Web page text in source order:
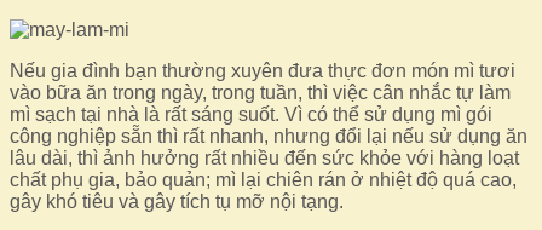
Nếu gia đình bạn thường xuyên đưa thực đơn món mì tươi
vào bữa ăn trong ngày, trong tuần, thì việc cân nhắc tự làm
mì sạch tại nhà là rất sáng suốt. Vì có thể sử dụng mì gói
công nghiệp sẵn thì rất nhanh, nhưng đổi lại nếu sử dụng ăn
lâu dài, thì ảnh hưởng rất nhiều đến sức khỏe với hàng loạt
chất phụ gia, bảo quản; mì lại chiên rán ở nhiệt độ quá cao,
gây khó tiêu và gây tích tụ mỡ nội tạng.